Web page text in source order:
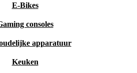
E-Bikes
consoles
apparatuur
Keuken